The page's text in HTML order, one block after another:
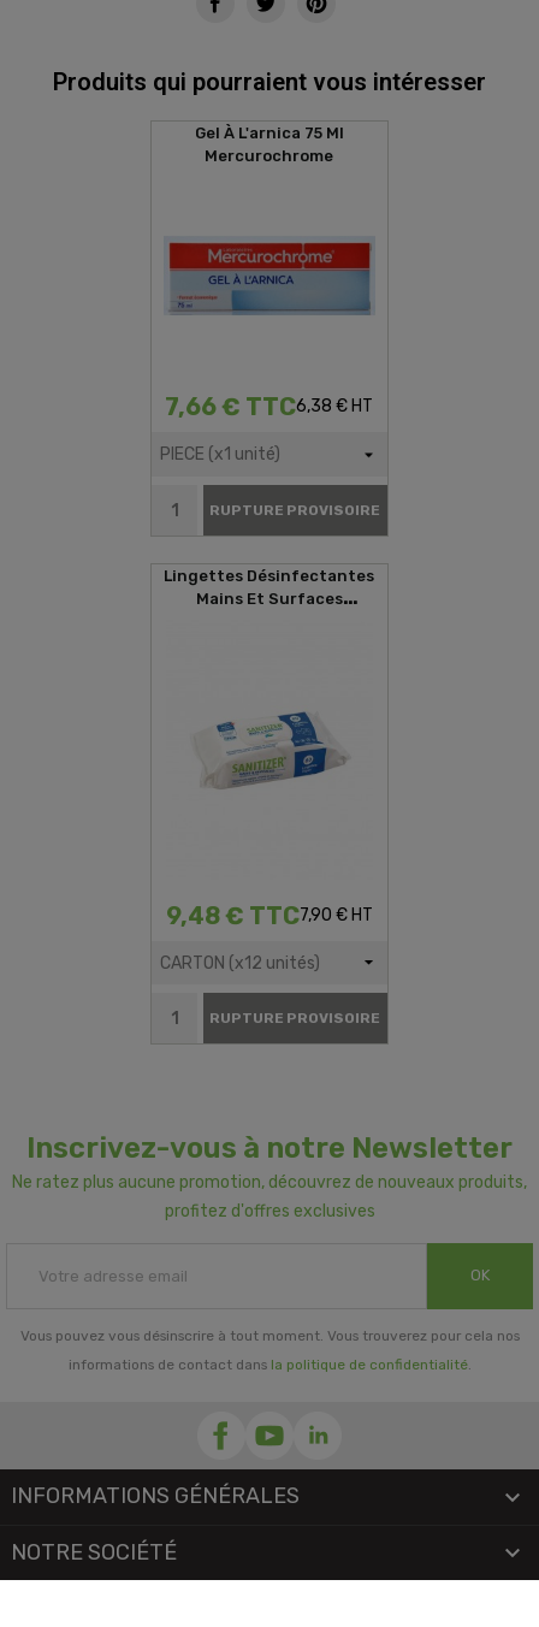
Produits qui pourraient vous intéresser
Gel À L'arnica 75 Ml
Mercurochrome
7,66 € TTC6,38 € HT
RUPTURE PROVISOIRE
Lingettes Désinfectantes
Mains Et Surfaces
9,48 € TTC7,90 € HT
RUPTURE PROVISOIRE
Inscrivez-vous à notre Newsletter
Ne ratez plus aucune promotion, découvrez de nouveaux produits,
profitez d'offres exclusives
OK
Vous pouvez vous désinscrire à tout moment. Vous trouverez pour cela nos
informations de contact dans la politique de confidentialité.
INFORMATIONS GÉNÉRALES 
NOTRE SOCIÉTÉ 